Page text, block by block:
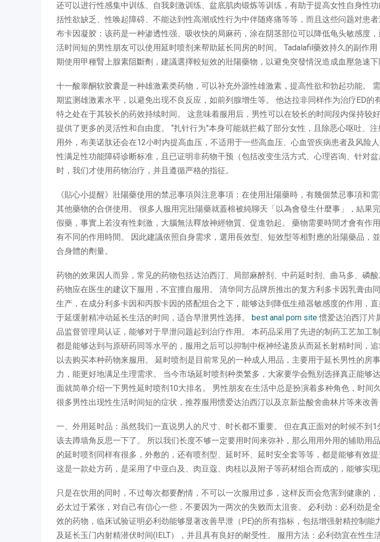
还可以进行性感集中训练、自我刺激训练、盆底肌肉锻炼等训练，有助于提高女性自身性
括性欲缺乏、性唤起障碍、不能达到性高潮或性行为中伴随疼痛等等，而且这些问题对患
布卡因凝胶：该药是一种渗透性强、吸收快的局麻药，涂在阴茎部位可以降低龟头敏感度
活时间短的男性朋友可以使用延时喷剂来帮助延长同房的时间。 Tadalafil藥效持久的副作
期使用甲種腎上腺素阻斷劑，建議選擇較短效的壯陽藥物，以避免突發情況造成血壓急速下
十一酸睾酮软胶囊是一种雄激素类药物，可以补充外源性雄激素，提高性欲和勃起功能。
期监测雄激素水平，以避免出现不良反应，如前列腺增生等。 他达拉非同样作为治疗ED的
特之处在于其较长的药效持续时间。 这意味着服用后，男性可以在较长的时间段内保持较
提供了更多的灵活性和自由度。 “扎针行为”本身可能就拦截了部分女性，且除恶心呕吐、
用外，布美诺肽还会在12小时内提高血压，不适用于一些高血压、心血管疾病患者及风险
性满足性功能障碍诊断标准，且已证明非药物干预（包括改变生活方式、心理咨询、针对
时，我们才使用药物治疗，并且遵循严格的指征。
《貼心小提醒》壯陽藥使用的禁忌事項與注意事項：在使用壯陽藥時，有幾個禁忌事項和
其他藥物的合併使用。 很多人服用完壯陽藥就蓋棉被純聊天「以為會發生什麼事」，結果
假藥，事實上若沒有性刺激，大腦無法釋放神經物質、促進勃起。 藥物需要時間才會有作
有不同的作用時間。 因此建議依照自身需求，選用長效型、短效型等相對應的壯陽藥品，
合身體的劑量。
药物的效果因人而异，常见的药物包括达泊西汀、局部麻醉剂、中药延时剂、曲马多、磷
药物应在医生的建议下服用，不宜擅自服用。 清华同方品牌所推出的复方利多卡因乳膏由
生产，在成分利多卡因和丙胺卡因的搭配组合之下，能够达到降低生殖器敏感度的作用，
于延缓射精冲动延长生活的时间，适合早泄男性选择。 best anal porn site惯爱达泊西汀片
品监督管理局认证，能够对于早泄问题起到治疗作用。 本药品采用了先进的制药工艺加工
都是能够达到与原研药同等水平的，服用之后可以抑制中枢神经递质从而延长射精时间，
以去购买本种药物来服用。 延时喷剂是目前常见的一种成人用品，主要用于延长男性的房
力，能更好地满足生理需求。 当今市场延时喷剂种类繁多，大家要学会甄别选择真正能够
面就简单介绍一下男性延时喷剂10大排名。 男性朋友在生活中总是扮演着多种角色，时间
很多男性出现性生活时间短的症状，推荐服用惯爱达泊西汀以及京新盐酸舍曲林片等来改善
一、外用延时品：虽然我们一直说男人的尺寸、时长都不重要。 但在真正面对的时候不到
该去蹲墙角反思一下了。 所以我们长度不够一定要用时间来弥补，那么用用外用的辅助用
的延时喷剂同样有很多，外敷的，还有喷剂型、延时环、延时安全套等等，都是能够有效提
这是一款处方药，是采用了中亚白及、肉豆蔻、肉桂以及附子等药材组合而成的，能够实现
只是在饮用的同时，不过每次都要酌情，不可以一次服用过多，这样反而会危害到健康的
必太过于紧张，对自己有信心一些，不要因为一两次的失败而太沮丧。 必利劲：必利劲是
效的药物，临床试验证明必利劲能够显著改善早泄（PE)的所有指标，包括增强射精控制能
及延长玉门内射精潜伏时间(IELT），并且具有良好的耐受性。 服用方法：必利劲宜在性生